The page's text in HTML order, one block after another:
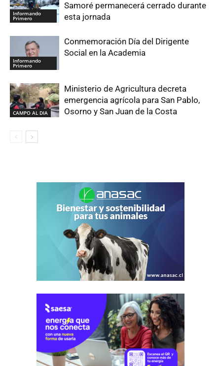
Informando
Primero
Samoré permanecerá cerrado durante
esta jornada
Informando
Primero
Conmemoración Día del Dirigente
Social en la Academia
CAMPO AL DIA
Ministerio de Agricultura decreta
emergencia agrícola para San Pablo,
Osorno y San Juan de la Costa